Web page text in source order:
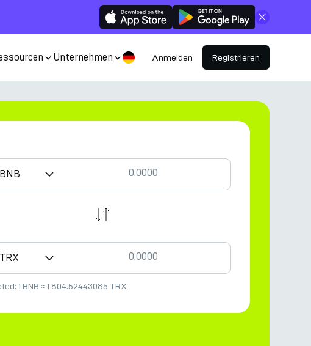
Schließen
Unternehmen Anmelden Registrieren
BNB
TRX
1 BNB ≈ 1 804.52443085 TRX